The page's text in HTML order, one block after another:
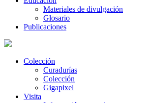
Materiales de divulgación
Glosario
Publicaciones
Colección
Curadurías
Colección
Gigapixel
Visita